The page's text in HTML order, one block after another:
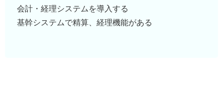
会計・経理システムを導入する
基幹システムで精算、経理機能がある